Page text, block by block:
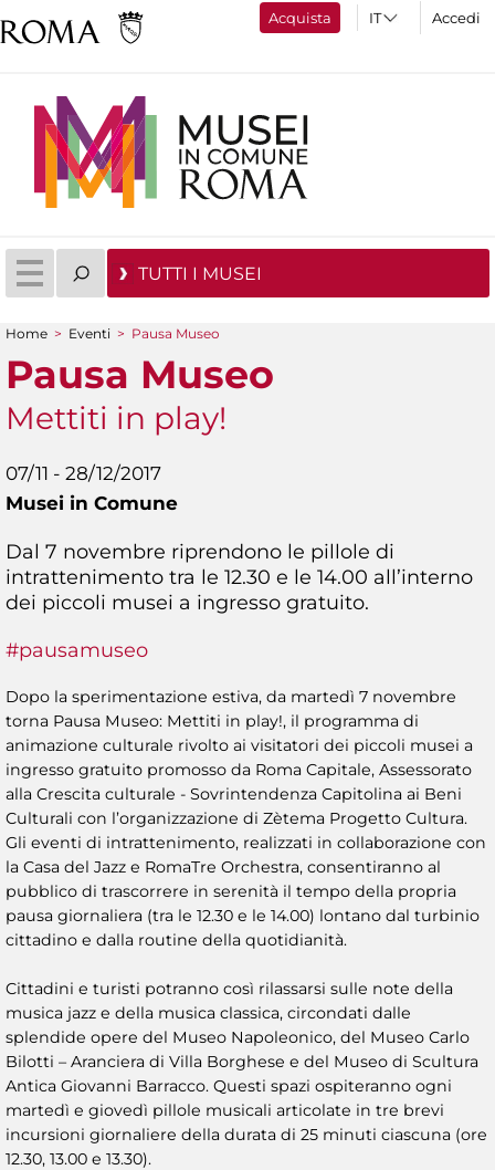
Acquista Accedi
TUTTI I MUSEI
Tu sei qui
Home > Eventi > Pausa Museo
Pausa Museo
Mettiti in play!
07/11 - 28/12/2017
Musei in Comune
Dal 7 novembre riprendono le pillole di
intrattenimento tra le 12.30 e le 14.00 all’interno
dei piccoli musei a ingresso gratuito.
#pausamuseo
Dopo la sperimentazione estiva, da martedì 7 novembre
torna Pausa Museo: Mettiti in play!, il programma di
animazione culturale rivolto ai visitatori dei piccoli musei a
ingresso gratuito promosso da Roma Capitale, Assessorato
alla Crescita culturale - Sovrintendenza Capitolina ai Beni
Culturali con l’organizzazione di Zètema Progetto Cultura.
Gli eventi di intrattenimento, realizzati in collaborazione con
la Casa del Jazz e RomaTre Orchestra, consentiranno al
pubblico di trascorrere in serenità il tempo della propria
pausa giornaliera (tra le 12.30 e le 14.00) lontano dal turbinio
cittadino e dalla routine della quotidianità.
Cittadini e turisti potranno così rilassarsi sulle note della
musica jazz e della musica classica, circondati dalle
splendide opere del Museo Napoleonico, del Museo Carlo
Bilotti – Aranciera di Villa Borghese e del Museo di Scultura
Antica Giovanni Barracco. Questi spazi ospiteranno ogni
martedì e giovedì pillole musicali articolate in tre brevi
incursioni giornaliere della durata di 25 minuti ciascuna (ore
12.30, 13.00 e 13.30).